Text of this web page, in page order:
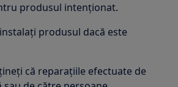
produsul intenționat.
produsul dacă este
că reparațiile efectuate de